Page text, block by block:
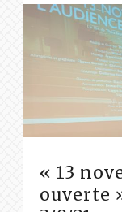
« 13
ouverte